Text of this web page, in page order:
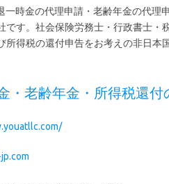
一時金の代理申請・老齢年金の代理
です。社会保険労務士・行政書士・
所得税の還付申告をお考えの非日本
・老齢年金・所得税還付